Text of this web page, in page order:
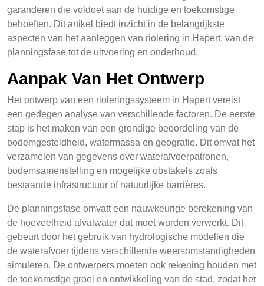
garanderen die voldoet aan de huidige en toekomstige
behoeften. Dit artikel biedt inzicht in de belangrijkste
aspecten van het aanleggen van riolering in Hapert, van de
planningsfase tot de uitvoering en onderhoud.
Aanpak Van Het Ontwerp
Het ontwerp van een rioleringssysteem in Hapert vereist
een gedegen analyse van verschillende factoren. De eerste
stap is het maken van een grondige beoordeling van de
bodemgesteldheid, watermassa en geografie. Dit omvat het
verzamelen van gegevens over waterafvoerpatronen,
bodemsamenstelling en mogelijke obstakels zoals
bestaande infrastructuur of natuurlijke barrières.
De planningsfase omvatt een nauwkeurige berekening van
de hoeveelheid afvalwater dat moet worden verwerkt. Dit
gebeurt door het gebruik van hydrologische modellen die
de waterafvoer tijdens verschillende weersomstandigheden
simuleren. De ontwerpers moeten ook rekening houden met
de toekomstige groei en ontwikkeling van de stad, zodat het